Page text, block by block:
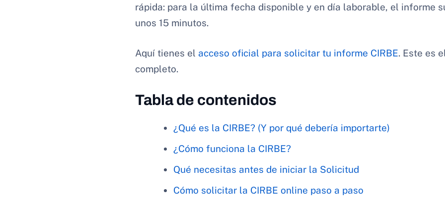
rápida: para la última fecha disponible y en día laborable, el informe
unos 15 minutos.
Aquí tienes el acceso oficial para solicitar tu informe CIRBE. Este es
completo.
Tabla de contenidos
¿Qué es la CIRBE? (Y por qué debería importarte)
¿Cómo funciona la CIRBE?
Qué necesitas antes de iniciar la Solicitud
Cómo solicitar la CIRBE online paso a paso